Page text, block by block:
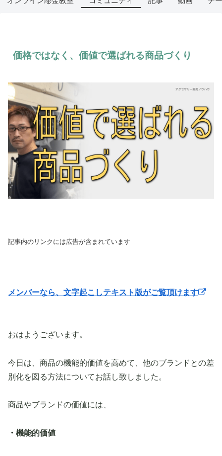
価格ではなく、価値で選ばれる商品づくり
記事内のリンクには広告が含まれています
メンバーなら、文字起こしテキスト版がご覧頂けます
おはようございます。
今日は、商品の機能的価値を高めて、他のブランドとの差
別化を図る方法についてお話し致しました。
商品やブランドの価値には、
・機能的価値